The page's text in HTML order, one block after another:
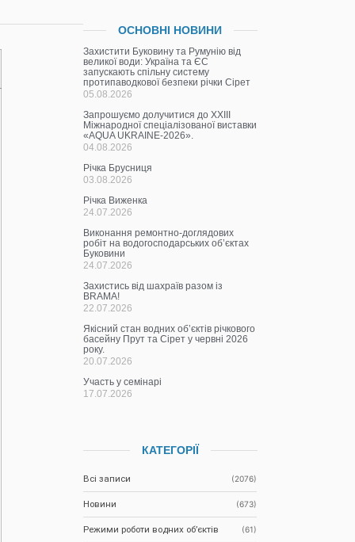
ОСНОВНІ НОВИНИ
Захистити Буковину та Румунію від
великої води: Україна та ЄС
запускають спільну систему
протипаводкової безпеки річки Сірет
05.08.2026
Запрошуємо долучитися до ХХІІІ
Міжнародної спеціалізованої виставки
«AQUA UKRAINE-2026».
04.08.2026
Річка Брусниця
03.08.2026
Річка Виженка
24.07.2026
Виконання ремонтно-доглядових
робіт на водогосподарських об’єктах
Буковини
24.07.2026
Захистись від шахраїв разом із
BRAMA!
22.07.2026
Якісний стан водних об’єктів річкового
басейну Прут та Сірет у червні 2026
року.
20.07.2026
Участь у семінарі
17.07.2026
КАТЕГОРІЇ
Всі записи (2076)
Новини (673)
Режими роботи водних об’єктів (61)